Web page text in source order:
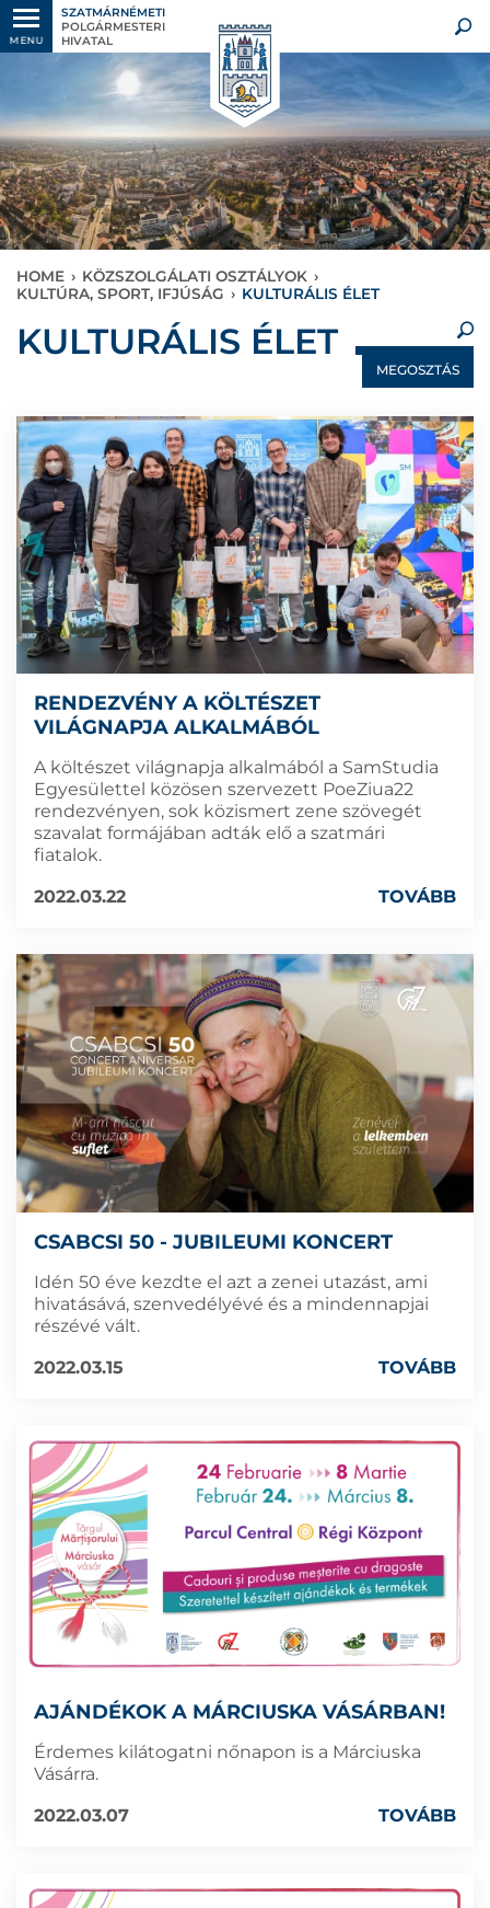
MENU
SZATMÁRNÉMETI
POLGÁRMESTERI
HIVATAL
HOME › KÖZSZOLGÁLATI OSZTÁLYOK ›
KULTÚRA, SPORT, IFJÚSÁG › KULTURÁLIS ÉLET
×
KULTURÁLIS ÉLET
MEGOSZTÁS
RENDEZVÉNY A KÖLTÉSZET
VILÁGNAPJA ALKALMÁBÓL
A költészet világnapja alkalmából a SamStudia
Egyesülettel közösen szervezett PoeZiua22
rendezvényen, sok közismert zene szövegét
szavalat formájában adták elő a szatmári
fiatalok.
2022.03.22
TOVÁBB
CSABCSI 50 - JUBILEUMI KONCERT
Idén 50 éve kezdte el azt a zenei utazást, ami
hivatásává, szenvedélyévé és a mindennapjai
részévé vált.
2022.03.15
TOVÁBB
AJÁNDÉKOK A MÁRCIUSKA VÁSÁRBAN!
Érdemes kilátogatni nőnapon is a Márciuska
Vásárra.
2022.03.07
TOVÁBB